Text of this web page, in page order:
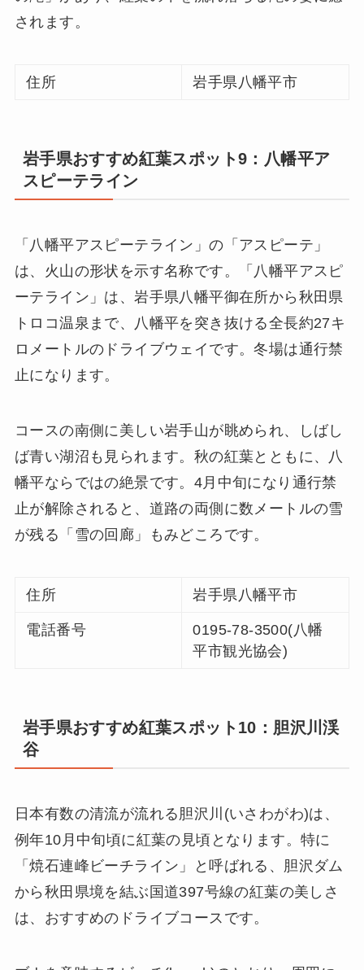
されます。
住所 岩手県八幡平市
岩手県おすすめ紅葉スポット9：八幡平ア
スピーテライン
「八幡平アスピーテライン」の「アスピーテ」
は、火山の形状を示す名称です。「八幡平アスピ
ーテライン」は、岩手県八幡平御在所から秋田県
トロコ温泉まで、八幡平を突き抜ける全長約27キ
ロメートルのドライブウェイです。冬場は通行禁
止になります。
コースの南側に美しい岩手山が眺められ、しばし
ば青い湖沼も見られます。秋の紅葉とともに、八
幡平ならではの絶景です。4月中旬になり通行禁
止が解除されると、道路の両側に数メートルの雪
が残る「雪の回廊」もみどころです。
住所 岩手県八幡平市
電話番号
0195-78-3500(八幡
平市観光協会)
岩手県おすすめ紅葉スポット10：胆沢川渓
谷
日本有数の清流が流れる胆沢川(いさわがわ)は、
例年10月中旬頃に紅葉の見頃となります。特に
「焼石連峰ビーチライン」と呼ばれる、胆沢ダム
から秋田県境を結ぶ国道397号線の紅葉の美しさ
は、おすすめのドライブコースです。